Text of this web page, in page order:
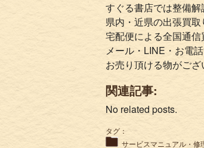
すぐる書店では整備解
県内・近県の出張買取
宅配便による全国通信
メール・LINE・お電
お売り頂ける物がござ
関連記事:
No related posts.
タグ：
サービスマニュアル・修